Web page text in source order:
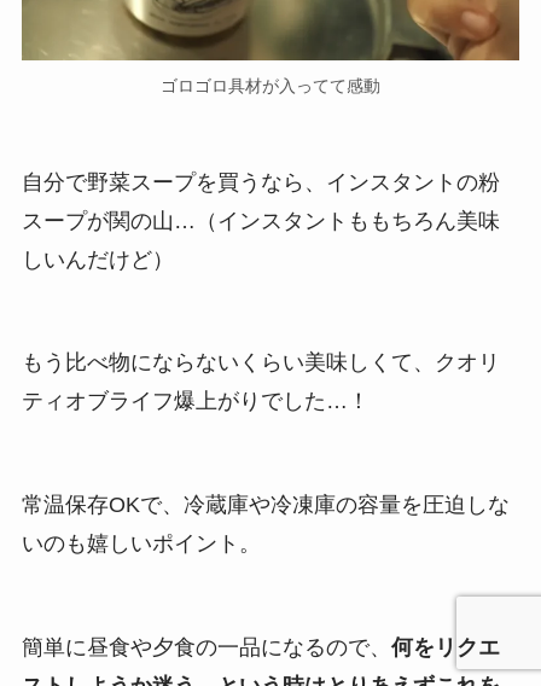
ゴロゴロ具材が入ってて感動
自分で野菜スープを買うなら、インスタントの粉
スープが関の山…（インスタントももちろん美味
しいんだけど）
もう比べ物にならないくらい美味しくて、クオリ
ティオブライフ爆上がりでした…！
常温保存OKで、冷蔵庫や冷凍庫の容量を圧迫しな
いのも嬉しいポイント。
簡単に昼食や夕食の一品になるので、 何をリクエ